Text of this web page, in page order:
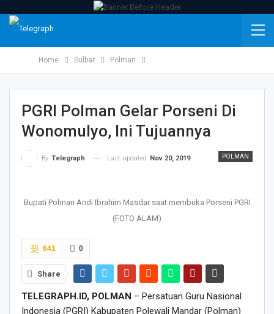
Home Sulbar Polman
PGRI Polman Gelar Porseni Di
Wonomulyo, Ini Tujuannya
POLMAN
By Telegraph Last updated Nov 20, 2019
Bupati Polman Andi Ibrahim Masdar saat membuka Porseni PGRI
(FOTO ALAM)
0
641
Share
TELEGRAPH.ID, POLMAN – Persatuan Guru Nasional
Indonesia (PGRI) Kabupaten Polewali Mandar (Polman)